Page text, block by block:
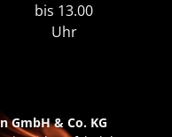
bis 13.00
Uhr
GmbH & Co. KG